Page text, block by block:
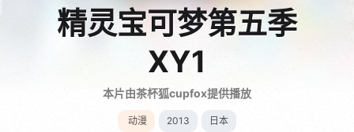
精灵宝可梦第五季
XY1
本片由茶杯狐cupfox提供播放
动漫 2013 日本